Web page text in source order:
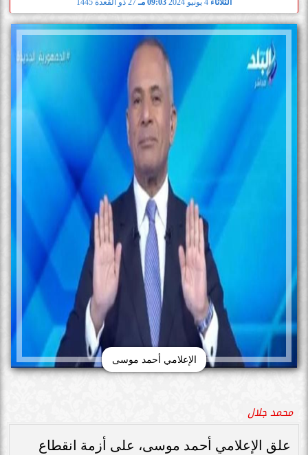
الثلاثاء 09:03 مـ 27 ذو القعدة 1445
الإعلامي أحمد موسى
محمد جلال
علق الإعلامي أحمد موسى، على أزمة انقطاع